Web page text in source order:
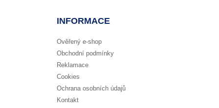
INFORMACE
Ověřený e-shop
Obchodní podmínky
Reklamace
Cookies
Ochrana osobních údajů
Kontakt